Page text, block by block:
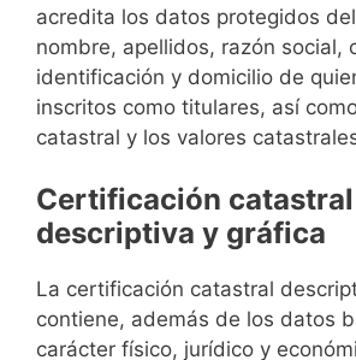
acredita los datos protegidos
nombre, apellidos, razón social,
identificación y domicilio de
inscritos como titulares, así
catastral y los valores
Certificación catastral
descriptiva y gráfica
La certificación catastral
contiene, además de los datos
carácter físico, jurídico y